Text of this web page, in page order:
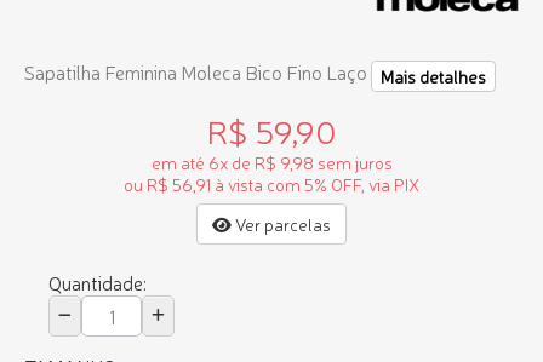
Sapatilha Feminina Moleca Bico Fino Laço Mais detalhes
R$ 59,90
em até 6x de R$ 9,98 sem juros
ou R$ 56,91 à vista com 5% OFF, via PIX
Ver parcelas
Quantidade: